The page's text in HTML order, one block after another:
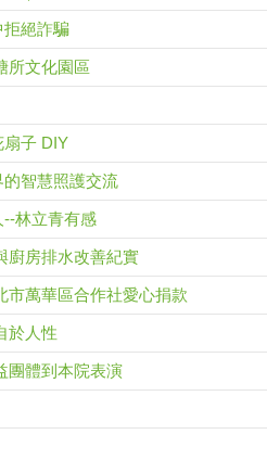
拒絕詐騙
所文化園區
扇子 DIY
的智慧照護交流
--林立青有感
廚房排水改善紀實
市萬華區合作社愛心捐款
於人性
團體到本院表演